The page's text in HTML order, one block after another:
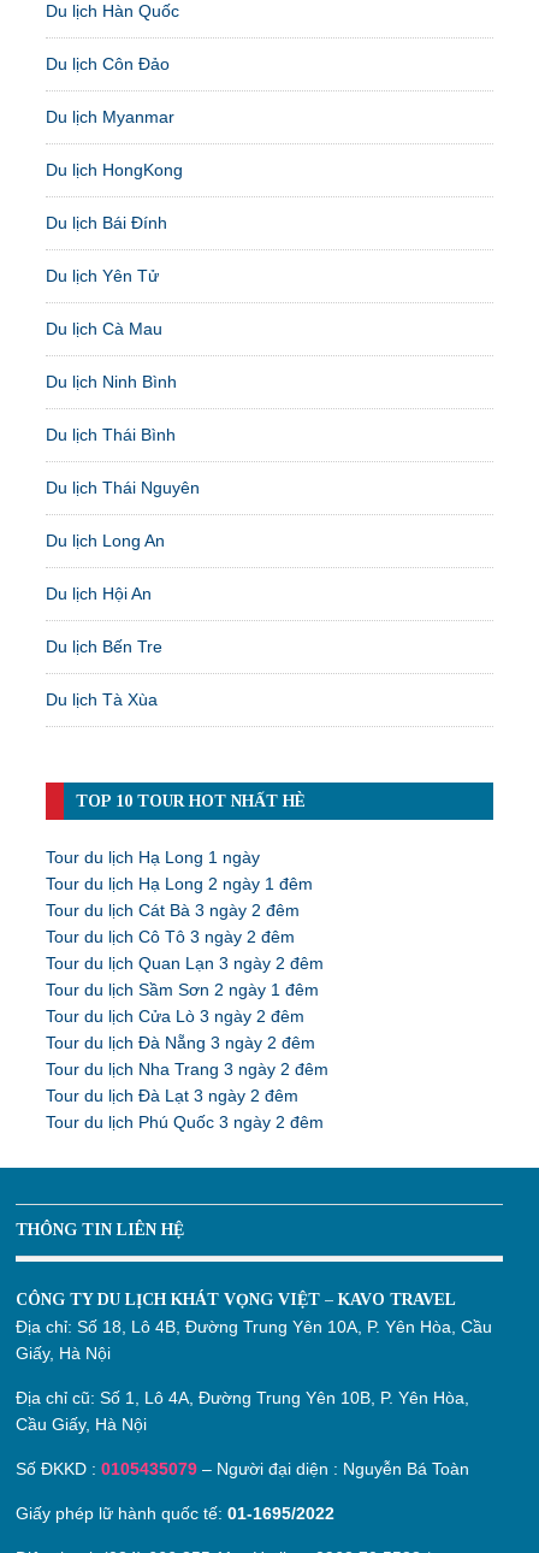
Du lịch Hàn Quốc
Du lịch Côn Đảo
Du lịch Myanmar
Du lịch HongKong
Du lịch Bái Đính
Du lịch Yên Tử
Du lịch Cà Mau
Du lịch Ninh Bình
Du lịch Thái Bình
Du lịch Thái Nguyên
Du lịch Long An
Du lịch Hội An
Du lịch Bến Tre
Du lịch Tà Xùa
TOP 10 TOUR HOT NHẤT HÈ
Tour du lịch Hạ Long 1 ngày
Tour du lịch Hạ Long 2 ngày 1 đêm
Tour du lịch Cát Bà 3 ngày 2 đêm
Tour du lịch Cô Tô 3 ngày 2 đêm
Tour du lịch Quan Lạn 3 ngày 2 đêm
Tour du lịch Sầm Sơn 2 ngày 1 đêm
Tour du lịch Cửa Lò 3 ngày 2 đêm
Tour du lịch Đà Nẵng 3 ngày 2 đêm
Tour du lịch Nha Trang 3 ngày 2 đêm
Tour du lịch Đà Lạt 3 ngày 2 đêm
Tour du lịch Phú Quốc 3 ngày 2 đêm
THÔNG TIN LIÊN HỆ
CÔNG TY DU LỊCH KHÁT VỌNG VIỆT – KAVO TRAVEL
Địa chỉ:Số 18, Lô 4B, Đường Trung Yên 10A, P. Yên Hòa, Cầu
Giấy, Hà Nội
Địa chỉ cũ:Số 1, Lô 4A, Đường Trung Yên 10B, P. Yên Hòa,
Cầu Giấy, Hà Nội
Số ĐKKD :0105435079 – Người đại diện : Nguyễn Bá Toàn
Giấy phép lữ hành quốc tế:01-1695/2022